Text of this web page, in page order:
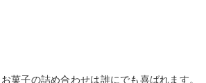
菓子の詰め合わせは誰にでも喜ばれます。